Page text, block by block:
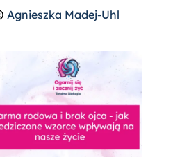
Agnieszka Madej-Uhl